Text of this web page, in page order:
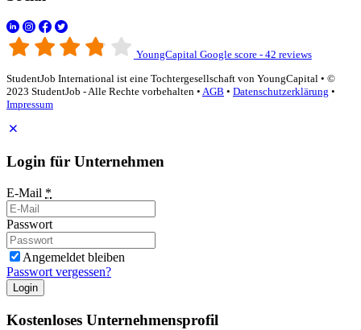
YoungCapital Google score - 42 reviews
StudentJob International ist eine Tochtergesellschaft von YoungCapital • ©
2023 StudentJob - Alle Rechte vorbehalten • AGB • Datenschutzerklärung •
Impressum
Login für Unternehmen
E-Mail *
Passwort
Angemeldet bleiben
Passwort vergessen?
Login
Kostenloses Unternehmensprofil